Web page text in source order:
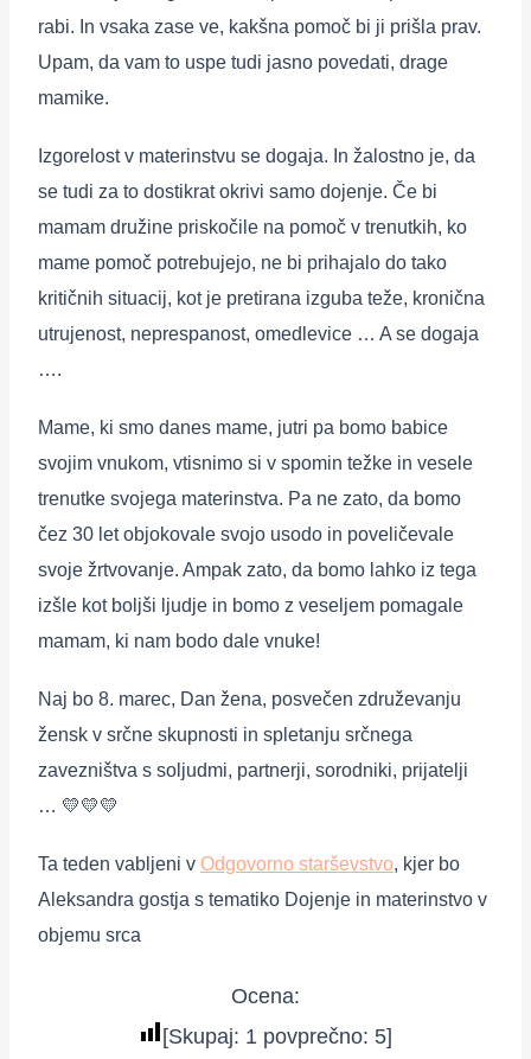
rabi. In vsaka zase ve, kakšna pomoč bi ji prišla prav.
Upam, da vam to uspe tudi jasno povedati, drage
mamike.
Izgorelost v materinstvu se dogaja. In žalostno je, da
se tudi za to dostikrat okrivi samo dojenje. Če bi
mamam družine priskočile na pomoč v trenutkih, ko
mame pomoč potrebujejo, ne bi prihajalo do tako
kritičnih situacij, kot je pretirana izguba teže, kronična
utrujenost, neprespanost, omedlevice … A se dogaja
….
Mame, ki smo danes mame, jutri pa bomo babice
svojim vnukom, vtisnimo si v spomin težke in vesele
trenutke svojega materinstva. Pa ne zato, da bomo
čez 30 let objokovale svojo usodo in poveličevale
svoje žrtvovanje. Ampak zato, da bomo lahko iz tega
izšle kot boljši ljudje in bomo z veseljem pomagale
mamam, ki nam bodo dale vnuke!
Naj bo 8. marec, Dan žena, posvečen združevanju
žensk v srčne skupnosti in spletanju srčnega
zavezništva s soljudmi, partnerji, sorodniki, prijatelji
… 💛💛💛
Ta teden vabljeni v Odgovorno starševstvo, kjer bo
Aleksandra gostja s tematiko Dojenje in materinstvo v
objemu srca
Ocena:
[Skupaj: 1 povprečno: 5]